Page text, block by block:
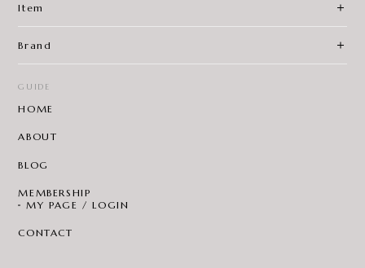
Item
Brand
GUIDE
HOME
ABOUT
BLOG
MEMBERSHIP
MY PAGE / LOGIN
CONTACT